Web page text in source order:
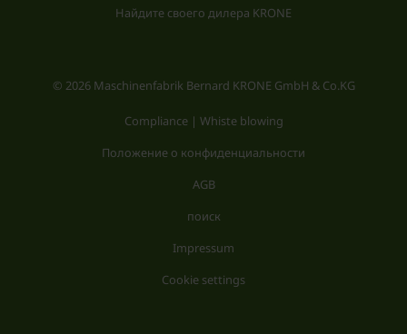
Найдите своего дилера KRONE
© 2026 Maschinenfabrik Bernard KRONE GmbH & Co.KG
Compliance | Whiste blowing
Положение о конфиденциальности
AGB
поиск
Impressum
Cookie settings